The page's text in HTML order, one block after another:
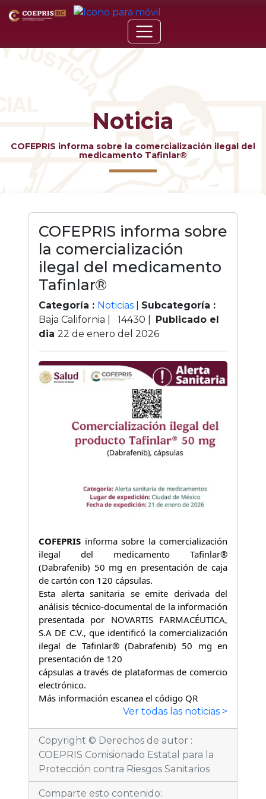
Noticia
COFEPRIS informa sobre la comercialización ilegal del
medicamento Tafinlar®
COFEPRIS informa sobre
la comercialización
ilegal del medicamento
Tafinlar®
Categoría : Noticias
Subcategoría :
Baja California |
14430
Publicado el
dia 22 de enero del 2026
COFEPRIS informa sobre la comercialización
ilegal del medicamento Tafinlar®
(Dabrafenib) 50 mg en presentación de caja
de cartón con 120 cápsulas.
Esta alerta sanitaria se emite derivada del
análisis técnico-documental de la información
presentada por NOVARTIS FARMACÉUTICA,
S.A DE C.V., que identificó la comercialización
ilegal de Tafinlar® (Dabrafenib) 50 mg en
presentación de 120
cápsulas a través de plataformas de comercio
electrónico.
Más información escanea el código QR
Ver todas las noticias >
Copyright © Derechos de autor :
COEPRIS Comisionado Estatal para la
Protección contra Riesgos Sanitarios
Comparte esto contenido: